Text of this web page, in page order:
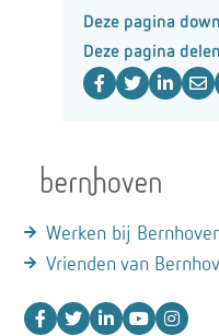
Deze pagina
Deze pagina
Werken bij
Vrienden van